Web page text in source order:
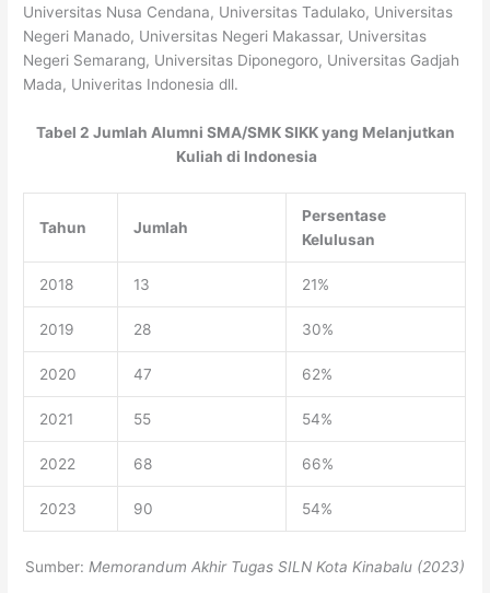
Universitas Nusa Cendana, Universitas Tadulako, Universitas
Negeri Manado, Universitas Negeri Makassar, Universitas
Negeri Semarang, Universitas Diponegoro, Universitas Gadjah
Mada, Univeritas Indonesia dll.
Tabel 2 Jumlah Alumni SMA/SMK SIKK yang Melanjutkan
Kuliah di Indonesia
Tahun Jumlah
Persentase
Kelulusan
2018 13 21%
2019 28 30%
2020 47 62%
2021 55 54%
2022 68 66%
2023 90 54%
Sumber: Memorandum Akhir Tugas SILN Kota Kinabalu (2023)